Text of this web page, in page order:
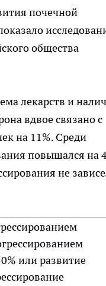
почечной
общества
лекарств и
вдвое связано с
на 11%. Среди
повышался на
не
или развитие